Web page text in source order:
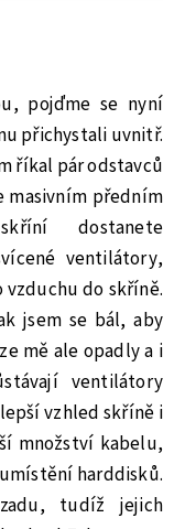
pojďme se nyní
přichystali uvnitř.
říkal pár odstavců
masivním předním
dostanete
ventilátory,
do skříně.
jsem se bál, aby
mě ale opadly a i
ventilátory
vzhled skříně i
množství kabelu,
harddisků.
tudíž jejich